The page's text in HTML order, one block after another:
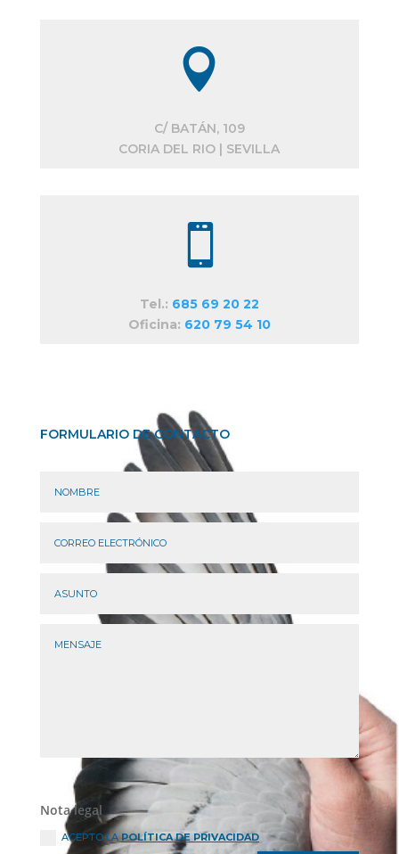

C/ BATÁN, 109
CORIA DEL RIO | SEVILLA

Tel.: 685 69 20 22
Oficina: 620 79 54 10
FORMULARIO DE CONTACTO
Nota legal
ACEPTO LAPOLÍTICA DE PRIVACIDAD